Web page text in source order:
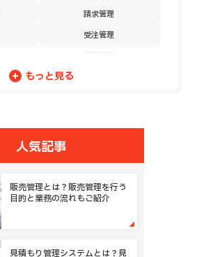
請求管理
受注管理
未収金管理
サブスクリプション販売管理
稟議承認
もっと見る
人気記事
販売管理とは？販売管理を行う
目的と業務の流れもご紹介
見積もり管理システムとは？見